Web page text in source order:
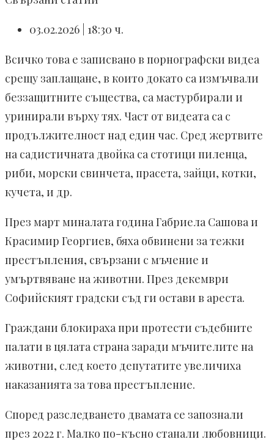
03.02.2026 | 18:30 ч.
Всичко това е записвано в порнографски видеа
срещу заплащане, в които докато са измъчвали
беззащитните същества, са мастурбирали и
уринирали върху тях. Част от видеата са с
продължителност над един час. Сред жертвите
на садистичната двойка са стотици пиленца,
риби, морски свинчета, прасета, зайци, котки,
кучета, и др.
През март миналата година Габриела Сашова и
Красимир Георгиев, бяха обвинени за тежки
престъпления, свързани с мъчение и
умъртвяване на животни. През декември
Софийският градски съд ги остави в ареста.
Граждани блокираха при протести съдебните
палати в цялата страна заради мъчителите на
животни, след което депутатите увеличиха
наказанията за това престъпление.
Според разследването двамата се запознали
през 2022 г. Малко по-късно станали любовници.